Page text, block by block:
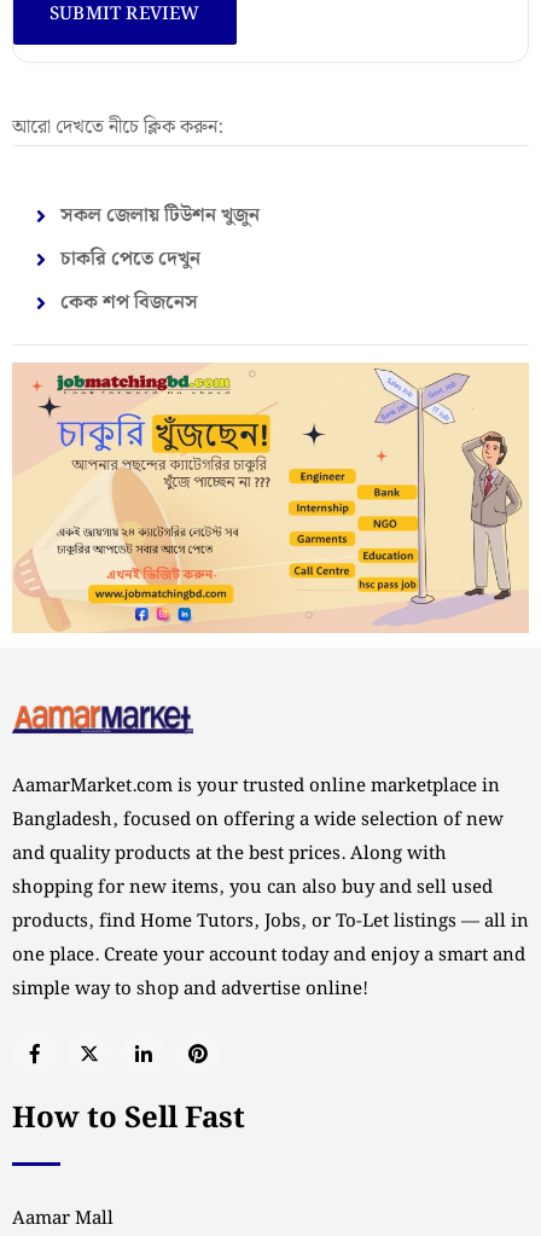
আরো দেখতে নীচে ক্লিক করুন:
সকল জেলায় টিউশন খুজুন
চাকরি পেতে দেখুন
কেক শপ বিজনেস
AamarMarket.com is your trusted online marketplace in
Bangladesh, focused on offering a wide selection of new
and quality products at the best prices. Along with
shopping for new items, you can also buy and sell used
products, find Home Tutors, Jobs, or To-Let listings — all in
one place. Create your account today and enjoy a smart and
simple way to shop and advertise online!
How to Sell Fast
Aamar Mall